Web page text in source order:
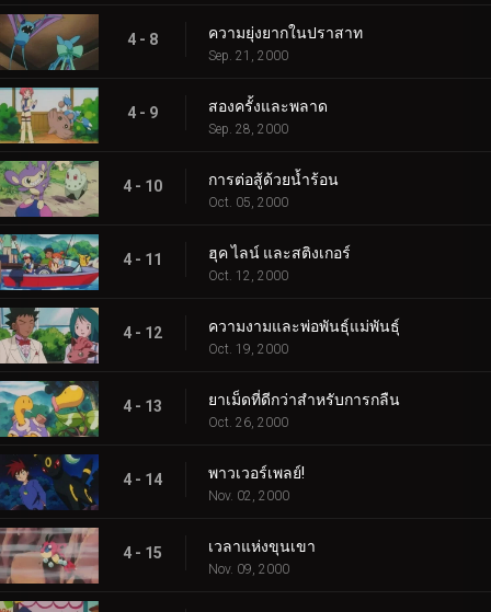
4 - 8 ความยุ่งยากในปราสาท
Sep. 21, 2000
4 - 9 สองครั้งและพลาด
Sep. 28, 2000
4 - 10 การต่อสู้ด้วยน้ำร้อน
Oct. 05, 2000
4 - 11 ฮุค ไลน์ และสติงเกอร์
Oct. 12, 2000
4 - 12 ความงามและพ่อพันธุ์แม่พันธุ์
Oct. 19, 2000
4 - 13 ยาเม็ดที่ดีกว่าสำหรับการกลืน
Oct. 26, 2000
4 - 14 พาวเวอร์เพลย์!
Nov. 02, 2000
4 - 15 เวลาแห่งขุนเขา
Nov. 09, 2000